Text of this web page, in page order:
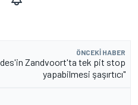
ÖNCEKI HABER
Zandvoort'ta tek pit stop
yapabilmesi şaşırtıcı"